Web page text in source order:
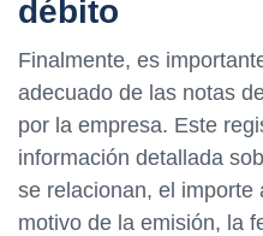
débito
Finalmente, es
adecuado de las notas
por la empresa. Este
información detallada
se relacionan, el importe
motivo de la emisión, la